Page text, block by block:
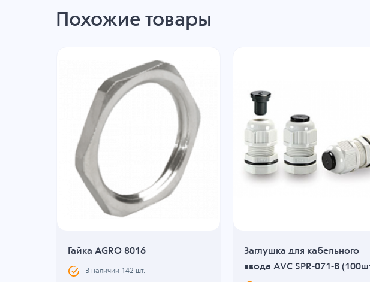
Похожие товары
Гайка AGRO 8016
В наличии 142 шт.
Заглушка для кабельного
ввода AVC SPR-071-B